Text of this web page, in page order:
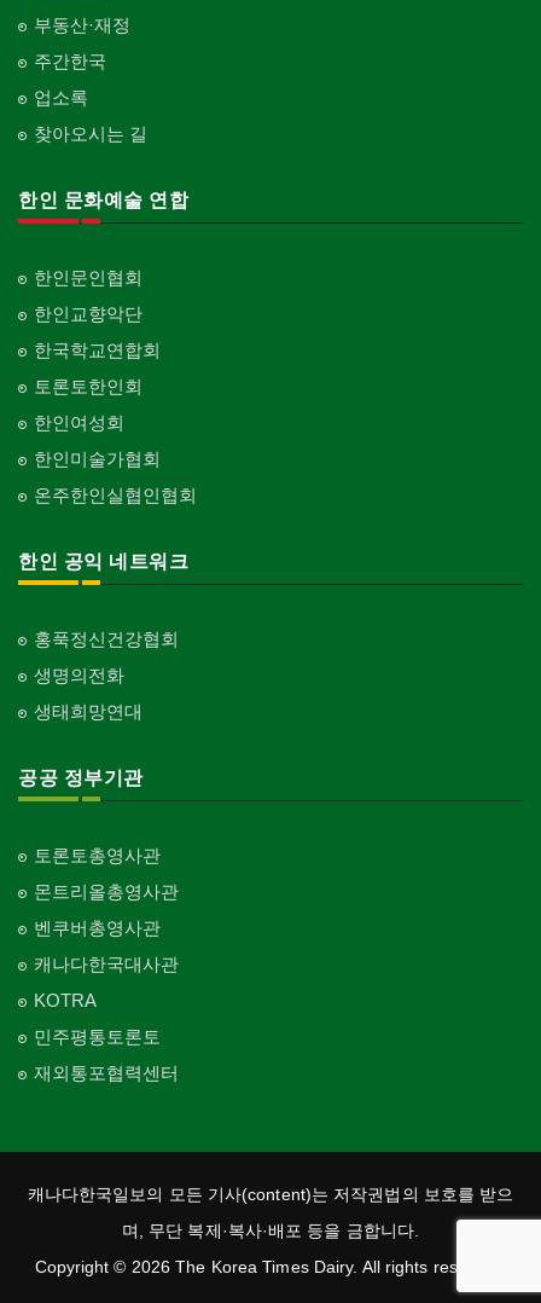
부동산·재정
주간한국
업소록
찾아오시는 길
한인 문화예술 연합
한인문인협회
한인교향악단
한국학교연합회
토론토한인회
한인여성회
한인미술가협회
온주한인실협인협회
한인 공익 네트워크
홍푹정신건강협회
생명의전화
생태희망연대
공공 정부기관
토론토총영사관
몬트리올총영사관
벤쿠버총영사관
캐나다한국대사관
KOTRA
민주평통토론토
재외통포협력센터
캐나다한국일보의 모든 기사(content)는 저작권법의 보호를 받으
며, 무단 복제·복사·배포 등을 금합니다.
Copyright © 2026 The Korea Times Dairy. All rights reserved.